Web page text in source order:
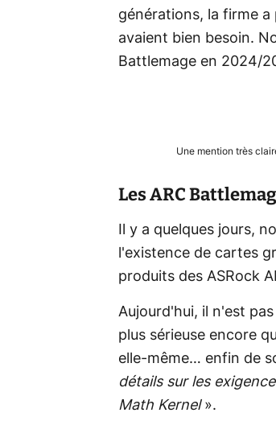
générations, la firme a
avaient bien besoin.
Battlemage en 2024/
Une mention très
Les ARC
Il y a quelques jours,
l'existence de cartes
produits des ASRock
Aujourd'hui, il n'est
plus sérieuse encore
elle-même… enfin de
détails sur les
Math Kernel».